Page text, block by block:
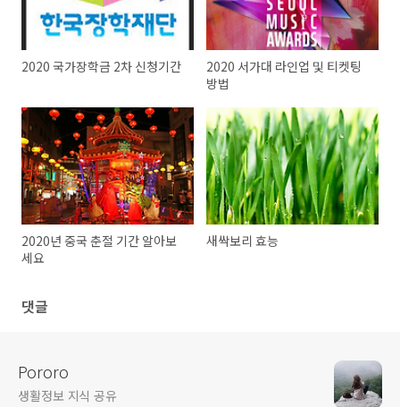
2020 국가장학금 2차 신청기간
2020 서가대 라인업 및 티켓팅
방법
2020년 중국 춘절 기간 알아보
세요
새싹보리 효능
댓글
Pororo
생활정보 지식 공유